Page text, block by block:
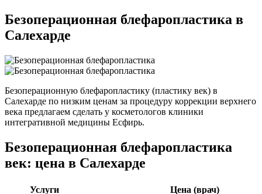
Безоперационная блефаропластика в
Салехарде
Безоперационную блефаропластику (пластику век) в
Салехарде по низким ценам за процедуру коррекции верхнего
века предлагаем сделать у косметологов клиники
интегративной медицины Есфирь.
Безоперационная блефаропластика
век: цена в Салехарде
Услуги
Цена (врач)